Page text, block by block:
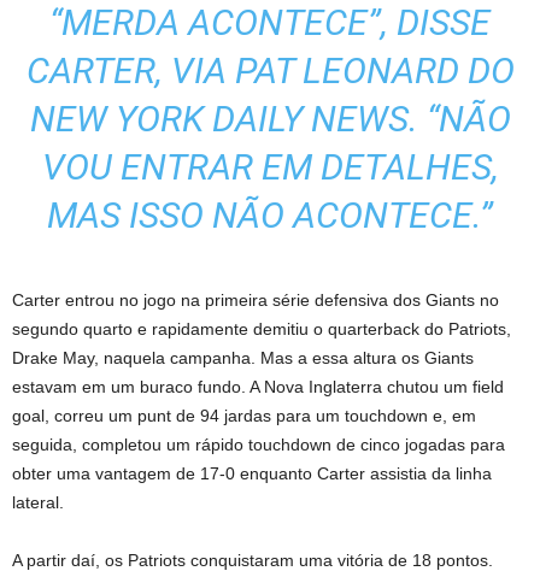
“MERDA ACONTECE”, DISSE
CARTER, VIA PAT LEONARD DO
NEW YORK DAILY NEWS. “NÃO
VOU ENTRAR EM DETALHES,
MAS ISSO NÃO ACONTECE.”
Carter entrou no jogo na primeira série defensiva dos Giants no
segundo quarto e rapidamente demitiu o quarterback do Patriots,
Drake May, naquela campanha. Mas a essa altura os Giants
estavam em um buraco fundo. A Nova Inglaterra chutou um field
goal, correu um punt de 94 jardas para um touchdown e, em
seguida, completou um rápido touchdown de cinco jogadas para
obter uma vantagem de 17-0 enquanto Carter assistia da linha
lateral.
A partir daí, os Patriots conquistaram uma vitória de 18 pontos.